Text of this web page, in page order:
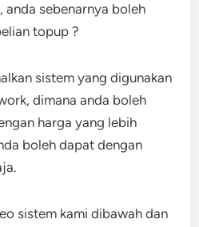
anda sebenarnya boleh
topup ?
sistem yang digunakan
dimana anda boleh
harga yang lebih
boleh dapat dengan
sistem kami dibawah dan